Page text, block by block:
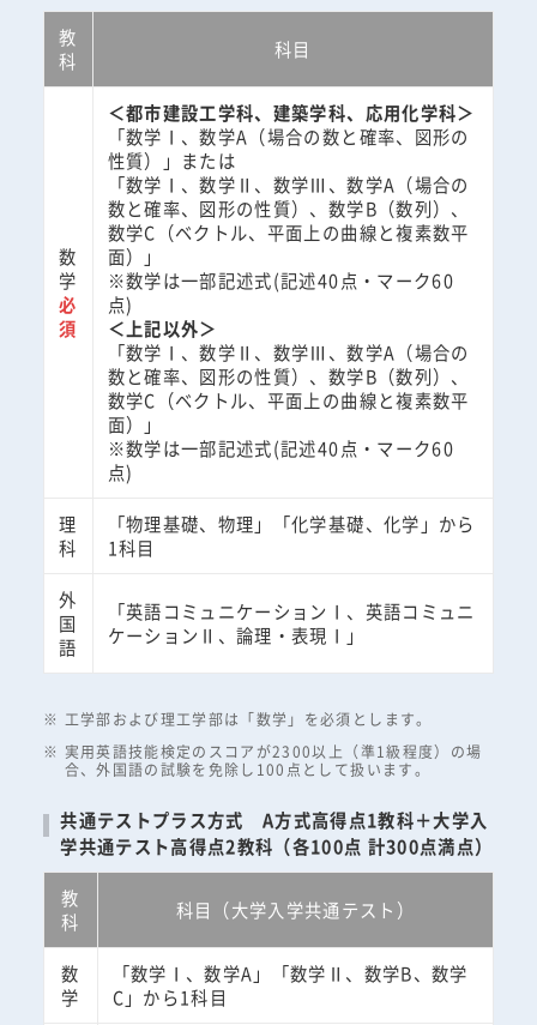
教
科
科目
数
学
必
須
＜都市建設工学科、建築学科、応用化学科＞
「数学Ⅰ、数学A（場合の数と確率、図形の
性質）」または
「数学Ⅰ、数学Ⅱ、数学Ⅲ、数学A（場合の
数と確率、図形の性質）、数学B（数列）、
数学C（ベクトル、平面上の曲線と複素数平
面）」
※数学は一部記述式(記述40点・マーク60
点)
＜上記以外＞
「数学Ⅰ、数学Ⅱ、数学Ⅲ、数学A（場合の
数と確率、図形の性質）、数学B（数列）、
数学C（ベクトル、平面上の曲線と複素数平
面）」
※数学は一部記述式(記述40点・マーク60
点)
理
科
「物理基礎、物理」「化学基礎、化学」から
1科目
外
国
語
「英語コミュニケーションⅠ、英語コミュニ
ケーションⅡ、論理・表現Ⅰ」
工学部および理工学部は「数学」を必須とします。
実用英語技能検定のスコアが2300以上（準1級程度）の場
合、外国語の試験を免除し100点として扱います。
共通テストプラス方式 A方式高得点1教科＋大学入
学共通テスト高得点2教科（各100点 計300点満点）
教
科
科目（大学入学共通テスト）
数
学
「数学Ⅰ、数学A」「数学Ⅱ、数学B、数学
C」から1科目